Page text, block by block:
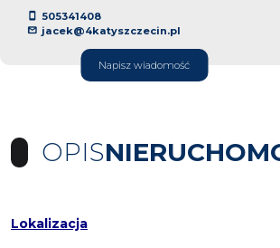
505341408
jacek@4katyszczecin.pl
Napisz wiadomość
OPIS
Lokalizacja